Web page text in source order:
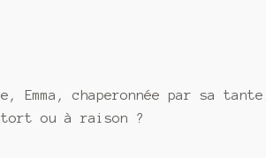
Emma, chaperonnée par sa tante.
tort ou à raison ?